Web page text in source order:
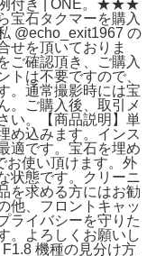
例付き | ONE。★★★
石タクマーを購入
@echo_exit1967 の
せを頂いておりま
ご確認頂き、ご購入
トは不要ですので、
。通常撮影時には宝
。ご購入後、取引メ
い。【商品説明】単
め込みます。インス
適です。宝石を埋め
お使い頂けます。外
状態です。クリーニ
を求める方にはお勧
他、フロントキャッ
ライバシーを守りた
。よろしくお願いし
機種の見分け方